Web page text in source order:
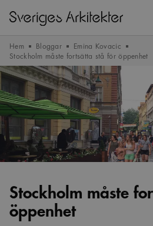
Hem Bloggar
Emina Kovacic
Stockholm måste fortsätta stå för öppenhet
Stockholm måste
öppenhet